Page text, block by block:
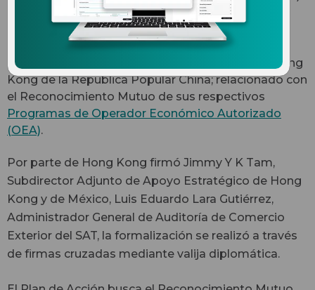
a través del Servicio de Administración Tributaria
(SAT), informa que se firmó un Plan de Acción
Conjunto entre las autoridades aduaneras de
México y la Región Administrativa Especial de Hong
Kong de la República Popular China; relacionado con
el Reconocimiento Mutuo de sus respectivos
Programas de Operador Económico Autorizado
(OEA).
Por parte de Hong Kong firmó Jimmy Y K Tam,
Subdirector Adjunto de Apoyo Estratégico de Hong
Kong y de México, Luis Eduardo Lara Gutiérrez,
Administrador General de Auditoría de Comercio
Exterior del SAT, la formalización se realizó a través
de firmas cruzadas mediante valija diplomática.